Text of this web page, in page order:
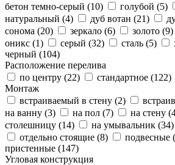
бетон темно-серый (10) голубой (5)
натуральный (4) дуб вотан (21)
сонома (20) зеркало (6) золото (9)
оникс (1) серый (32) сталь (5)
черный (104)
Расположение перелива
по центру (22) стандартное (122)
Монтаж
встраиваемый в стену (2)
на ванну (3) на пол (7) на стену (
столешницу (14) на умывальник (34)
отдельно стоящие (8) подвесные (
пристенные (147)
Угловая конструкция